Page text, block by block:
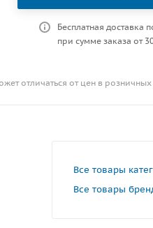
Бесплатная доставка
при сумме заказа от
отличаться от цен в
Все товары
Все товары